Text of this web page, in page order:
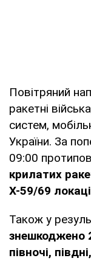
Повітряний
ракетні
систем,
України. За
09:00
крилатих
Х-59/69
Також у
знешкоджено
півночі,